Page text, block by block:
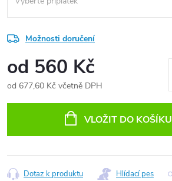
Možnosti doručení
od 560 Kč
od 677,60 Kč včetně DPH
VLOŽIT DO KOŠÍKU
Dotaz k produktu Hlídací pes